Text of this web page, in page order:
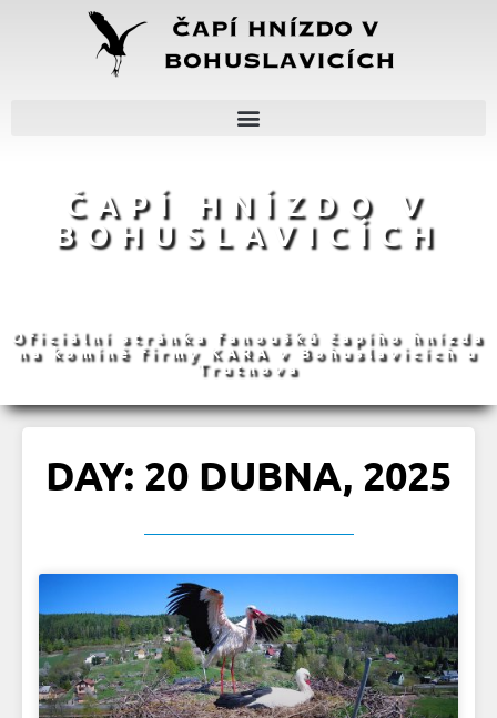
ČAPÍ HNÍZDO V
BOHUSLAVICÍCH
Oficiální stránka fanoušků čapího hnízda
na komíně firmy KARA v Bohuslavicích u
Trutnova
DAY: 20 DUBNA, 2025